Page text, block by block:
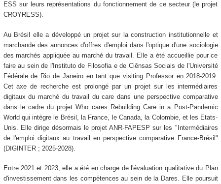
ESS sur leurs représentations du fonctionnement de ce secteur (le projet
CROYRESS).
Au Brésil elle a développé un projet sur la construction institutionnelle et
marchande des annonces d'offres d'emploi dans l'optique d'une sociologie
des marchés appliquée au marché du travail. Elle a été accueillie pour ce
faire au sein de l'Instituto de Filosofia e de Ciênsas Sociais de l'Université
Fédérale de Rio de Janeiro en tant que visiting Professor en 2018-2019.
Cet axe de recherche est prolongé par un projet sur les intermédiaires
digitaux du marché du travail du care dans une perspective comparative
dans le cadre du projet Who cares Rebuilding Care in a Post-Pandemic
World qui intègre le Brésil, la France, le Canada, la Colombie, et les Etats-
Unis. Elle dirige désormais le projet ANR-FAPESP sur les "Intermédiaires
de l'emploi digitaux au travail en perspective comparative France-Brésil"
(DIGINTER ; 2025-2028).
Entre 2021 et 2023, elle a été en charge de l'évaluation qualitative du Plan
d'investissement dans les compétences au sein de la Dares. Elle poursuit